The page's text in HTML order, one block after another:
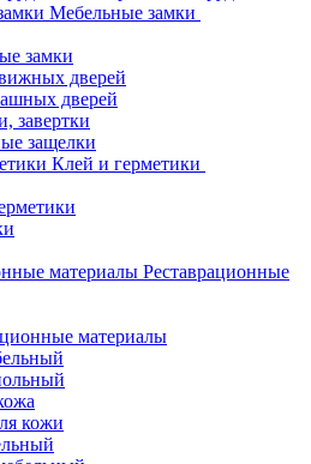
Мебельные замки
замки
дверей
дверей
завертки
защелки
Клей и герметики
Реставрационные
материалы
кожи